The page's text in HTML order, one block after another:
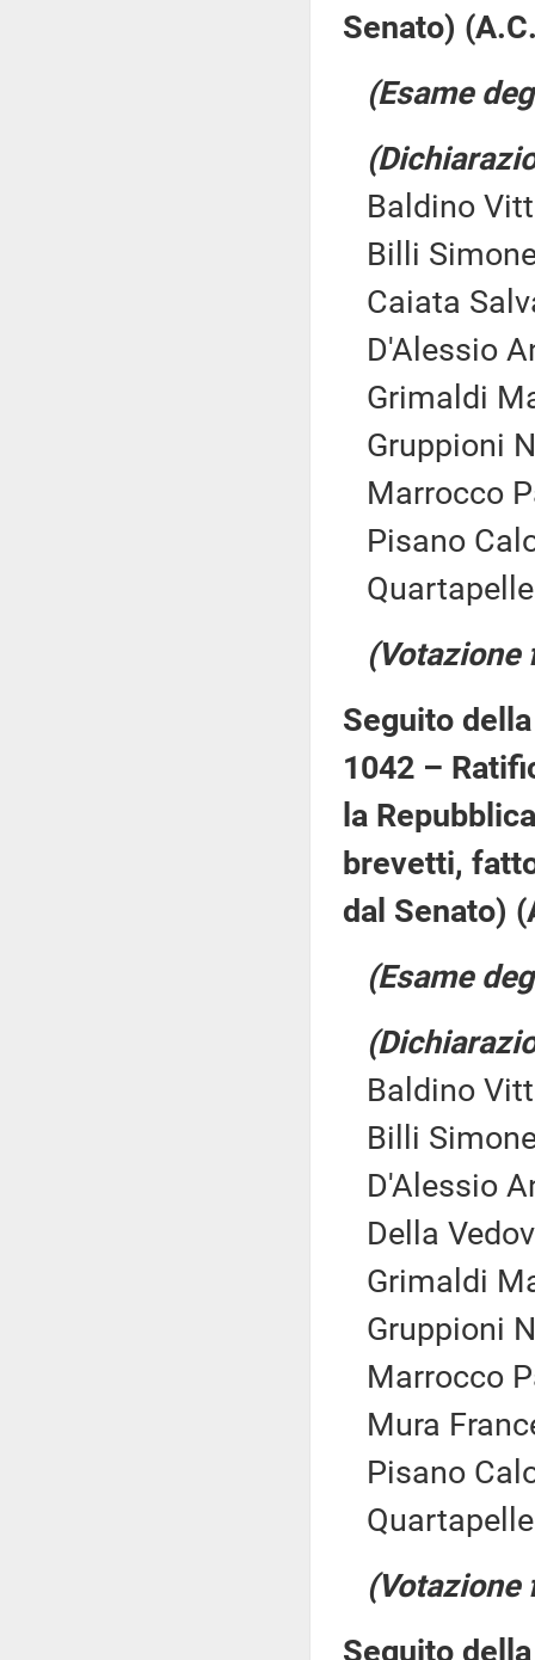
Senato)
(Esame
Baldino
Billi
Caiata
D'Alessio
Grimaldi
Gruppioni
Marrocco
Pisano
(Votazione
Seguito
1042 –
la
brevetti,
dal Senato)
(Esame
Baldino
Billi
D'Alessio
Della
Grimaldi
Gruppioni
Marrocco
Mura
Pisano
(Votazione
Seguito